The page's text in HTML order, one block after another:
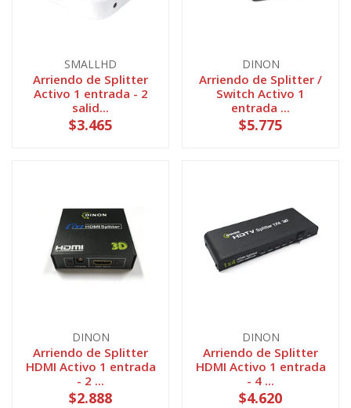
SMALLHD
Arriendo de Splitter
Activo 1 entrada - 2
salid...
$3.465
DINON
Arriendo de Splitter /
Switch Activo 1
entrada ...
$5.775
DINON
Arriendo de Splitter
HDMI Activo 1 entrada
- 2 ...
$2.888
DINON
Arriendo de Splitter
HDMI Activo 1 entrada
- 4 ...
$4.620